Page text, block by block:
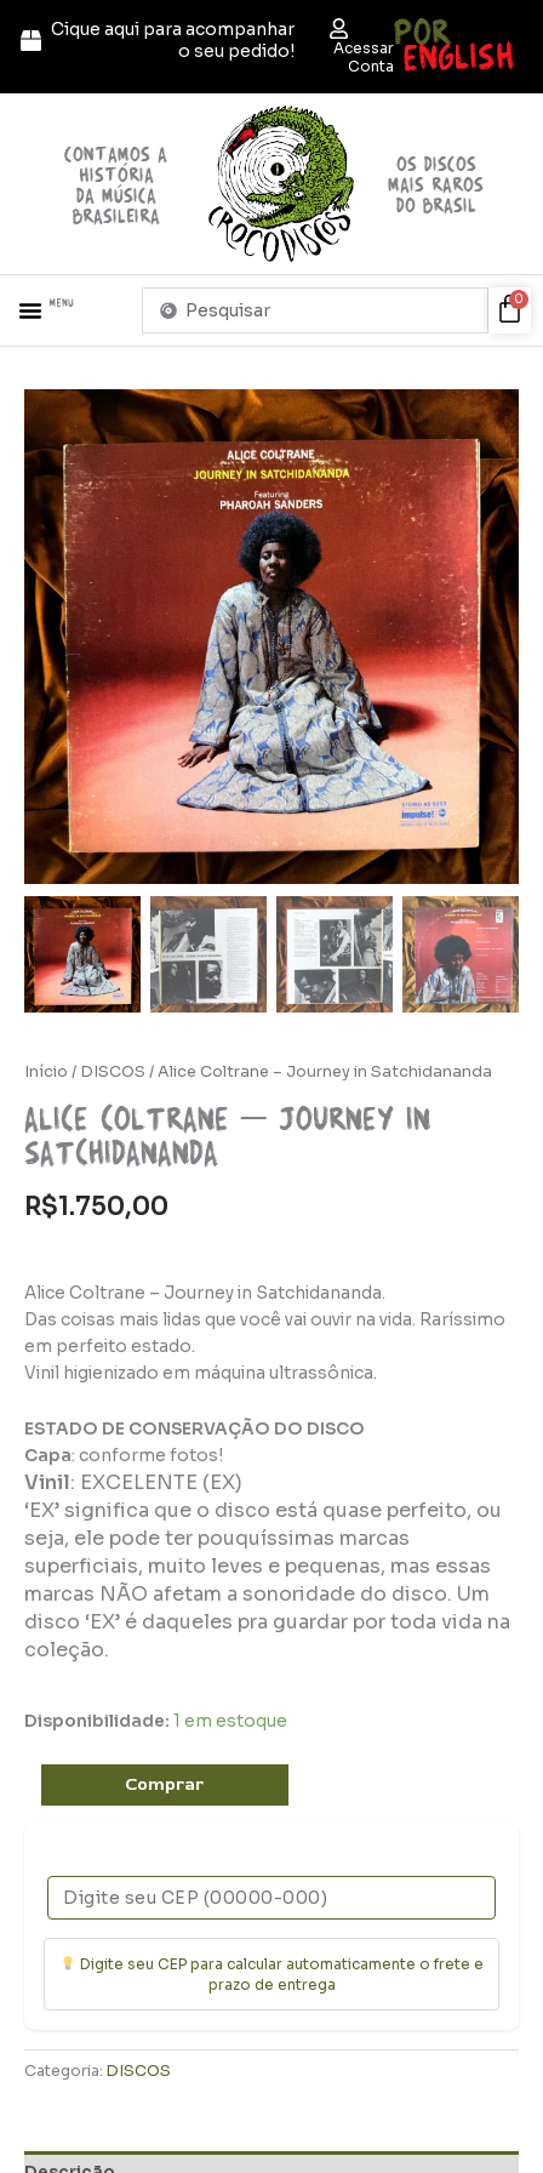
para
conteúdo
Cique aqui para acompanhar
o seu pedido!
Acessar
Conta
POR
ENGLISH
contamos a
história
da música
brasileira
OS discos
mais raros
do brasil
Menu
Pesquisar
0
Início / DISCOS / Alice Coltrane – Journey in Satchidananda
Alice Coltrane – Journey in
Satchidananda
R$1.750,00
Alice Coltrane – Journey in Satchidananda.
Das coisas mais lidas que você vai ouvir na vida. Raríssimo
em perfeito estado.
Vinil higienizado em máquina ultrassônica.
ESTADO DE CONSERVAÇÃO DO DISCO
Capa: conforme fotos!
Vinil: EXCELENTE (EX)
‘EX’ significa que o disco está quase perfeito, ou
seja, ele pode ter pouquíssimas marcas
superficiais, muito leves e pequenas, mas essas
marcas NÃO afetam a sonoridade do disco. Um
disco ‘EX’ é daqueles pra guardar por toda vida na
coleção. ​
Disponibilidade: 1 em estoque
Alice
Coltrane
-
Journey
Satchidananda
quantidade
Comprar
Digite seu CEP para calcular automaticamente o frete e
prazo de entrega
Categoria: DISCOS